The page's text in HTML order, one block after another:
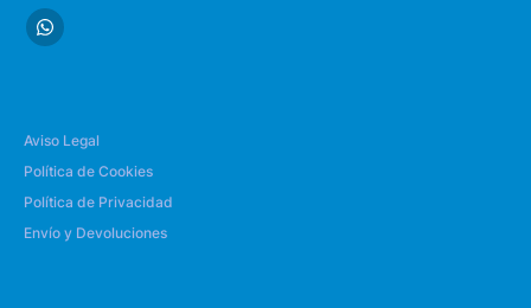
Aviso Legal
Política de Cookies
Política de Privacidad
Envío y Devoluciones